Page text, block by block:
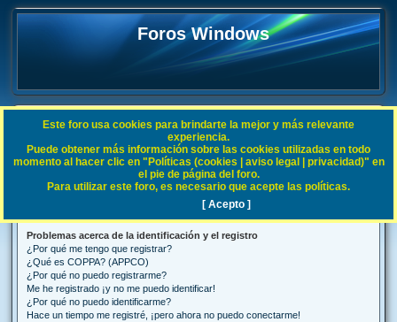
Foros Windows
FAQ
Índice general Preguntas Frecuentes
B
Preguntas Frecuentes
Problemas acerca de la identificación y el registro
¿Por qué me tengo que registrar?
¿Qué es COPPA? (APPCO)
¿Por qué no puedo registrarme?
Me he registrado ¡y no me puedo identificar!
¿Por qué no puedo identificarme?
Hace un tiempo me registré, ¡pero ahora no puedo conectarme!
Este foro usa cookies para brindarte la mejor y más relevante
experiencia.
Puede obtener más información sobre las cookies utilizadas en todo
momento al hacer clic en "Políticas (cookies | aviso legal | privacidad)" en
el pie de página del foro.
Para utilizar este foro, es necesario que acepte las políticas.
[ Acepto ]